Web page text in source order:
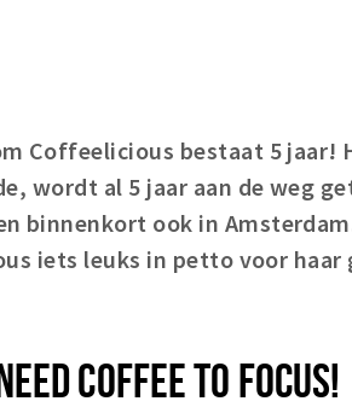
Coffeelicious bestaat 5 jaar!
wordt al 5 jaar aan de weg
binnenkort ook in
iets leuks in petto voor haar
COFFEE TO FOCUS!